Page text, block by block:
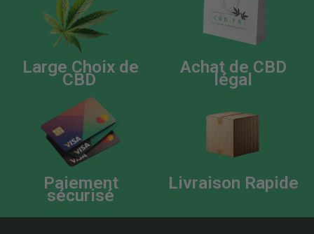
Large Choix de
CBD
Achat de CBD
légal
Paiement
sécurisé
Livraison Rapide